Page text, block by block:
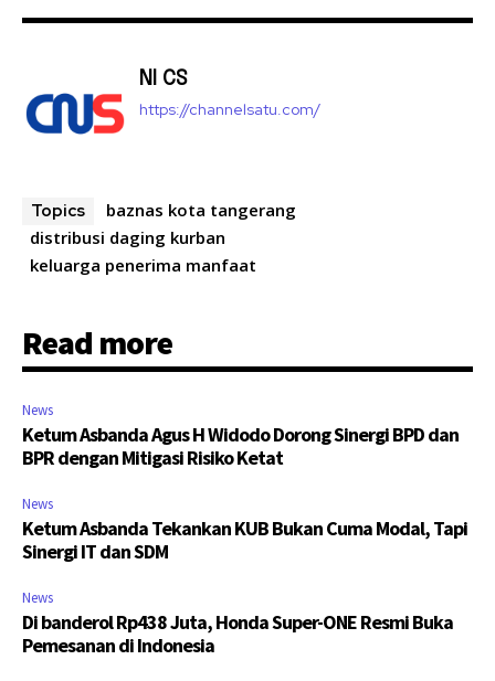
NI CS
https://channelsatu.com/
Topics
baznas kota tangerang
distribusi daging kurban
keluarga penerima manfaat
Read more
News
Ketum Asbanda Agus H Widodo Dorong Sinergi BPD dan
BPR dengan Mitigasi Risiko Ketat
News
Ketum Asbanda Tekankan KUB Bukan Cuma Modal, Tapi
Sinergi IT dan SDM
News
Di banderol Rp438 Juta, Honda Super-ONE Resmi Buka
Pemesanan di Indonesia